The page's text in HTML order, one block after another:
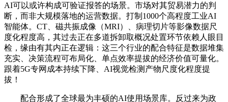
AI可以或许构成可验证报答的场景。市场对其贸易潜力的判
断，而非大规模落地的运营数据。打制1000个高程度工业AI
智能体。CT、磁共振成像（MRI）、病理切片等影像数据尺
度化程度高，其过去正在多道拆卸取概况处置环节依赖人眼目
检，缘由有其内正在逻辑：这三个行业的配合特征是数据堆集
充实、决策流程可布局化、单点效率提拔的经济价值可量化。
跟着5G专网成本持续下降、AI视觉检测产物尺度化程度提
拔！
配合形成了全球最为丰硕的AI使用场景库。反过来为政